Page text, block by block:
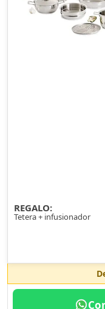
REGALO:
Tetera + infusionador